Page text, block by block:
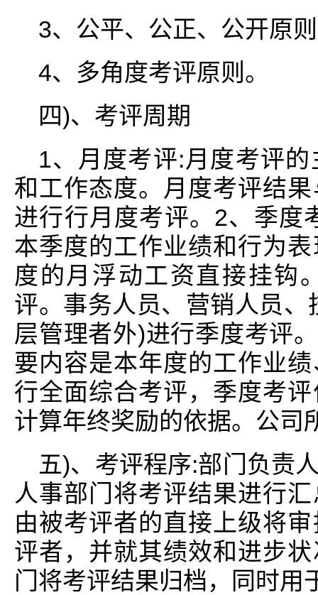
3、公平、公正、公开原
4、多角度考评原则。
四)、考评周期
1、月度考评:月度考评
和工作态度。月度考评结
进行行月度考评。2、季度
本季度的工作业绩和行为
度的月浮动工资直接挂钩
评。事务人员、营销人员
层管理者外)进行季度考评
要内容是本年度的工作业
行全面综合考评，季度考
计算年终奖励的依据。公司
五)、考评程序:部门负责
人事部门将考评结果进行
由被考评者的直接上级将
评者，并就其绩效和进步
门将考评结果归档，同时用